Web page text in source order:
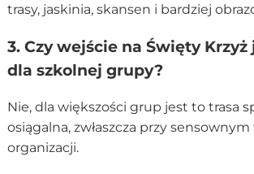
trasy, jaskinia, skansen i bardziej
3. Czy wejście na Święty
dla szkolnej grupy?
Nie, dla większości grup jest to trasa
osiągalna, zwłaszcza przy
organizacji.